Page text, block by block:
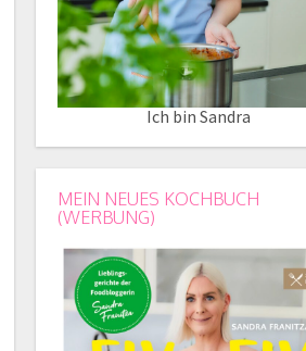
Ich bin Sandra
MEIN NEUES KOCHBUCH
(WERBUNG)